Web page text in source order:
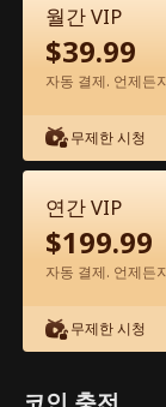
에피소드
전체 영화
0-49 50-72
63
월간 VIP
$39.99
자동 결제. 언제든
무제한 시청
연간 VIP
$199.99
자동 결제. 언제든
무제한 시청